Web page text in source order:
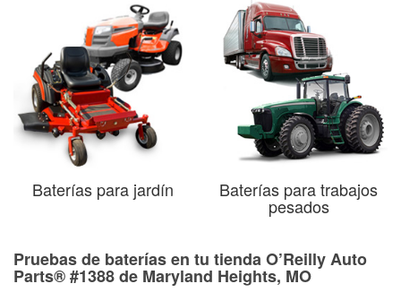
Baterías para jardín Baterías para trabajos
pesados
Pruebas de baterías en tu tienda O’Reilly Auto
Parts® #1388 de Maryland Heights, MO